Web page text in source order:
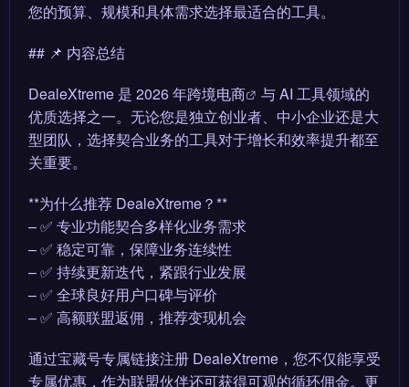
您的预算、规模和具体需求选择最适合的工具。
## 📌 内容总结
DealeXtreme 是 2026 年跨境电商
与 AI 工具领域的
优质选择之一。无论您是独立创业者、中小企业还是大
型团队，选择契合业务的工具对于增长和效率提升都至
关重要。
**为什么推荐 DealeXtreme？**
– ✅ 专业功能契合多样化业务需求
– ✅ 稳定可靠，保障业务连续性
– ✅ 持续更新迭代，紧跟行业发展
– ✅ 全球良好用户口碑与评价
– ✅ 高额联盟返佣，推荐变现机会
通过宝藏号专属链接注册 DealeXtreme，您不仅能享受
专属优惠，作为联盟伙伴还可获得可观的循环佣金。更